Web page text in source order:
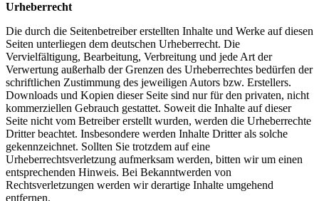
Urheberrecht
Die durch die Seitenbetreiber erstellten Inhalte und Werke auf diesen
Seiten unterliegen dem deutschen Urheberrecht. Die
Vervielfältigung, Bearbeitung, Verbreitung und jede Art der
Verwertung außerhalb der Grenzen des Urheberrechtes bedürfen der
schriftlichen Zustimmung des jeweiligen Autors bzw. Erstellers.
Downloads und Kopien dieser Seite sind nur für den privaten, nicht
kommerziellen Gebrauch gestattet. Soweit die Inhalte auf dieser
Seite nicht vom Betreiber erstellt wurden, werden die Urheberrechte
Dritter beachtet. Insbesondere werden Inhalte Dritter als solche
gekennzeichnet. Sollten Sie trotzdem auf eine
Urheberrechtsverletzung aufmerksam werden, bitten wir um einen
entsprechenden Hinweis. Bei Bekanntwerden von
Rechtsverletzungen werden wir derartige Inhalte umgehend
entfernen.